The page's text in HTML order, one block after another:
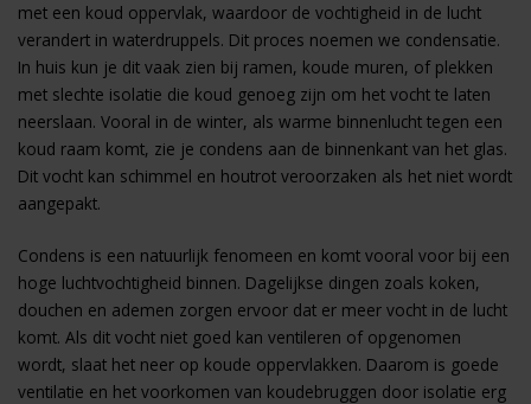
met een koud oppervlak, waardoor de vochtigheid in de lucht
verandert in waterdruppels. Dit proces noemen we condensatie.
In huis kun je dit vaak zien bij ramen, koude muren, of plekken
met slechte isolatie die koud genoeg zijn om het vocht te laten
neerslaan. Vooral in de winter, als warme binnenlucht tegen een
koud raam komt, zie je condens aan de binnenkant van het glas.
Dit vocht kan schimmel en houtrot veroorzaken als het niet wordt
aangepakt.
Condens is een natuurlijk fenomeen en komt vooral voor bij een
hoge luchtvochtigheid binnen. Dagelijkse dingen zoals koken,
douchen en ademen zorgen ervoor dat er meer vocht in de lucht
komt. Als dit vocht niet goed kan ventileren of opgenomen
wordt, slaat het neer op koude oppervlakken. Daarom is goede
ventilatie en het voorkomen van koudebruggen door isolatie erg